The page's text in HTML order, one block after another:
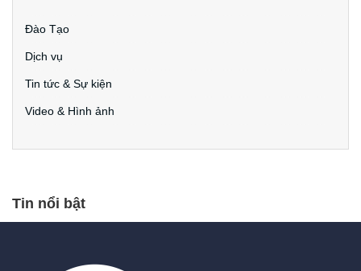
Đào Tạo
Dịch vụ
Tin tức & Sự kiện
Video & Hình ảnh
Tin nổi bật